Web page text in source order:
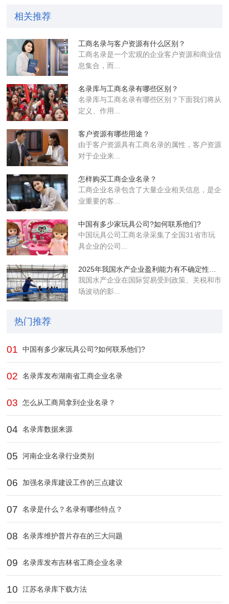
相关推荐
工商名录与客户资源有什么区别？
工商名录是一个宏观的企业客户资源和商业信
息集合，而...
名录库与工商名录有哪些区别？
名录库与工商名录有哪些区别？下面我们将从
定义、作用...
客户资源有哪些用途？
由于客户资源具有工商名录的属性，客户资源
对于企业来...
怎样购买工商企业名录？
工商企业名录包含了大量企业相关信息，是企
业重要的客...
中国有多少家玩具公司?如何联系他们?
中国玩具公司工商名录采集了全国31省市玩
具企业的公司...
我国水产企业在国际贸易受到政策、关税和市
场波动的影...
热门推荐
01 中国有多少家玩具公司?如何联系他们?
02 名录库发布湖南省工商企业名录
03 怎么从工商局拿到企业名录？
04 名录库数据来源
05 河南企业名录行业类别
06 加强名录库建设工作的三点建议
07 名录是什么？名录有哪些特点？
08 名录库维护普片存在的三大问题
09 名录库发布吉林省工商企业名录
10 江苏名录库下载方法